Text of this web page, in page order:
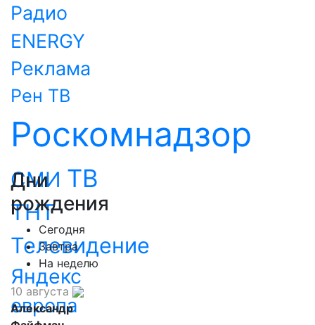
Радио
ENERGY
Реклама
Рен ТВ
Роскомнадзор
СМИ ТВ
ТНТ
Телевидение
Яндекс
европа
Дни
рождения
Сегодня
Завтра
На неделю
10 августа
Александр